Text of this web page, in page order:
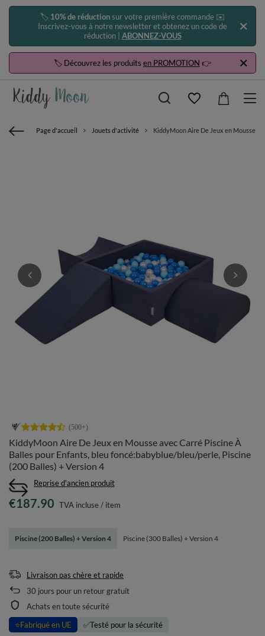
🏷️ 10% de réductionsur votre première commande ✉️
Inscrivez-vous à notre newsletter et obtenez un code de
réduction | ABONNEZ-VOUS
🏷️ Découvrez les produits en PROMOTION 👉
Page d'accueil Jouets d'activité KiddyMoon Aire De Jeux en Mousse
KiddyMoon Aire De Jeux en Mousse avec Carré Piscine À
Balles pour Enfants, bleu foncé:babyblue/bleu/perle, Piscine
(200 Balles) + Version 4
Reprise d'ancien produit
Piscine (200 Balles) + Version 4 Piscine (300 Balles) + Version 4
€187.90 TVA incluse/ item
Livraison pas chère et rapide
30 jours pour un retour gratuit
Achats en toute sécurité
⭐Fabriqué en UE ✅Testé pour la sécurité